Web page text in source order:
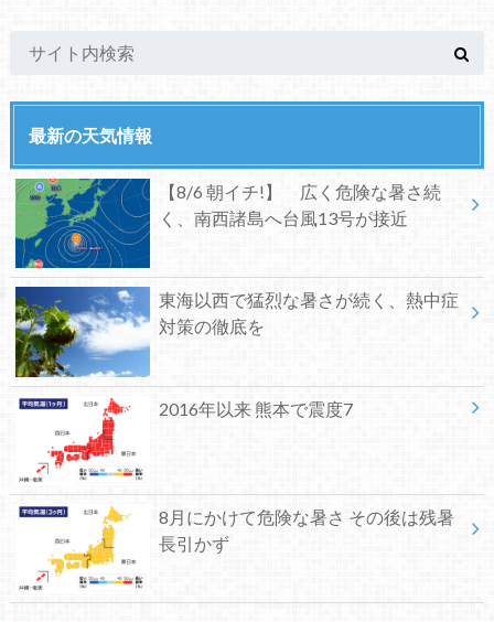
最新の天気情報
【8/6 朝イチ!】 広く危険な暑さ続
く、南西諸島へ台風13号が接近
東海以西で猛烈な暑さが続く、熱中症
対策の徹底を
2016年以来 熊本で震度7
8月にかけて危険な暑さ その後は残暑
長引かず